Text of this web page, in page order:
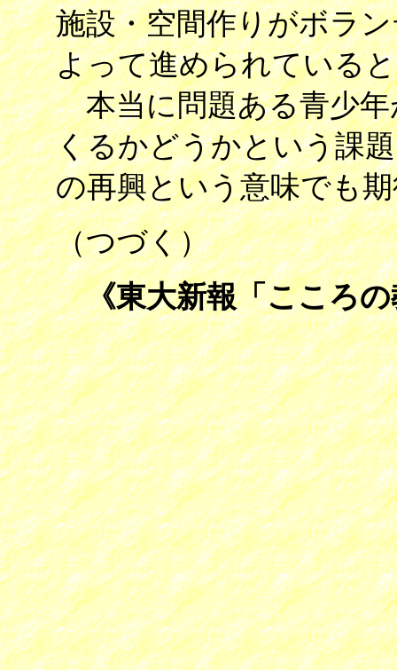
施設・空間作りがボラ
よって進められている
本当に問題ある青少年
くるかどうかという課
の再興という意味でも
（つづく）
《東大新報「こころ